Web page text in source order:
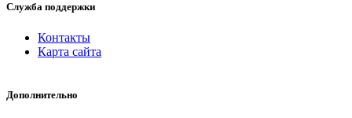
Служба поддержки
Контакты
Карта сайта
Дополнительно